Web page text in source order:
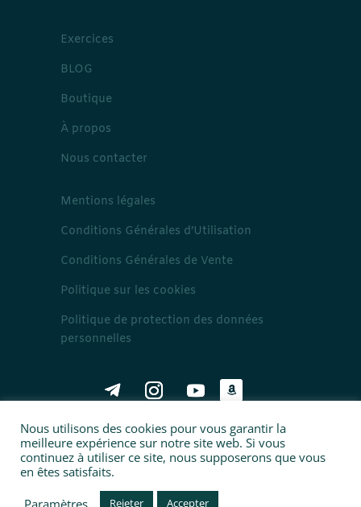
Exercices
BLOG
Boutique
À propos
Nous contacter
Mentions légales
Conditions Générales d’Utilisation
Conditions Générales de Vente
Politique sur les cookies
Politique de protection des données
personnelles
arabe correct – tous droits réservés
@2020
Nous utilisons des cookies pour vous garantir la
meilleure expérience sur notre site web. Si vous
continuez à utiliser ce site, nous supposerons que vous
en êtes satisfaits.
Paramètres
Rejeter Accepter